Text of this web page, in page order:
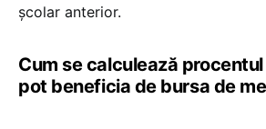
școlar anterior.
Cum se calculează
pot beneficia de bursa de